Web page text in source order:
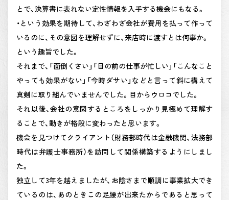
とで、決算書に表れない定性情報を入手する機会にもなる。
・という効果を期待して、わざわざ会社が費用を払って作って
いるのに、その意図を理解せずに、来店時に渡すとは何事か。
という趣旨でした。
それまで、「面倒くさい」「目の前の仕事が忙しい」「こんなこと
やっても効果がない」「今時ダサい」などと言って斜に構えて
真剣に取り組んでいませんでした。目からウロコでした。
それ以後、会社の意図するところをしっかり見極めて理解す
ることで、動きが格段に変わったと思います。
機会を見つけてクライアント（財務部時代は金融機関、法務部
時代は弁護士事務所）を訪問して関係構築するようにしまし
た。
独立して3年を越えましたが、お陰さまで順調に事業拡大でき
ているのは、あのときこの足腰が出来たからであると思って